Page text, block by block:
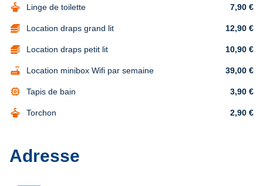
dry_cleaning Linge de toilette 7,90 €
Location draps grand lit 12,90 €
Location draps petit lit 10,90 €
router Location minibox Wifi par semaine 39,00 €
memory Tapis de bain 3,90 €
dry_cleaning Torchon 2,90 €
Adresse